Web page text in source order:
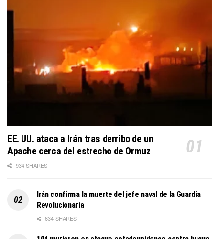
EE. UU. ataca a Irán tras derribo de un
Apache cerca del estrecho de Ormuz
934 SHARES
Irán confirma la muerte del jefe naval de la Guardia
Revolucionaria
634 SHARES